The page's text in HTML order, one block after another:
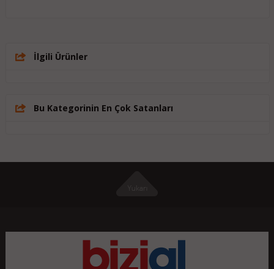
İlgili Ürünler
Bu Kategorinin En Çok Satanları